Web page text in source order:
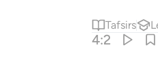
Tafsirs
4:2